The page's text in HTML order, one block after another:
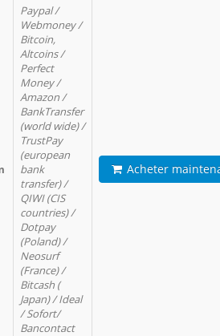
Paypal /
Webmoney /
Bitcoin,
Altcoins /
Perfect
Money /
Amazon /
BankTransfer
(world wide) /
TrustPay
(european
bank
transfer) /
QIWI (CIS
countries) /
Dotpay
(Poland) /
Neosurf
(France) /
Bitcash (
Japan) / Ideal
/ Sofort/
Bancontact
Acheter